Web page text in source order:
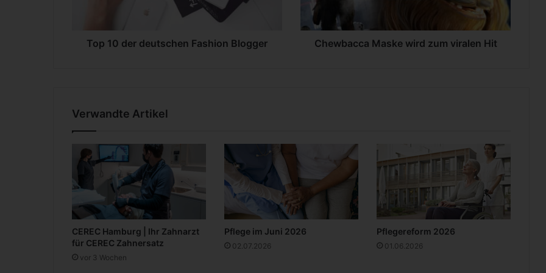
e
n
o
n
B
l
o
Top 10 der deutschen Fashion Blogger
a
r
a
Chewbacca Maske wird zum viralen Hit
Verwandte Artikel
CEREC Hamburg | Ihr Zahnarzt
für CEREC Zahnersatz
vor 3 Wochen
Pflege im Juni 2026
02.07.2026
Pflegereform 2026
01.06.2026